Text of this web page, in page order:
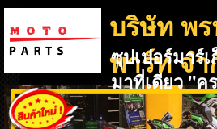
บริษัท พร
พาร์ท จ
ซุปเปอร์มาร์
มาที่เดียว "ค